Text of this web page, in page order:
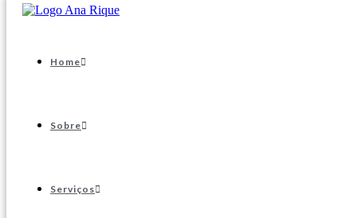
Home
Sobre
Serviços